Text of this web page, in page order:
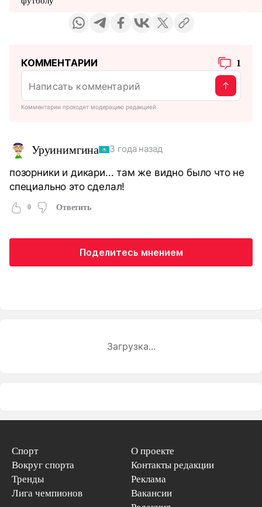
КОММЕНТАРИИ 1
Комментарии проходят модерацию редакцией
Уруинимгина 3 года назад
позорники и дикари... там же видно было что не
специально это сделал!
0 Ответить
Поделитесь мнением
Загрузка...
Спорт
Вокруг спорта
Тренды
Лига чемпионов
О проекте
Контакты редакции
Реклама
Вакансии